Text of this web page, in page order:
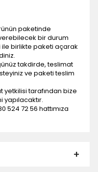
paketinde
bir durum
birlikte paketi açarak
takdirde, teslimat
ve paketi teslim
yetkilisi tarafından bize
yapılacaktır.
524 72 56 hattımıza